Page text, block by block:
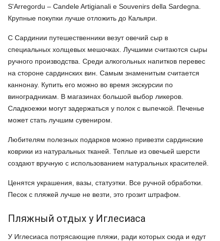
S'Arregordu – Candele Artigianali e Souvenirs della Sardegna.
Крупные покупки лучше отложить до Кальяри.
С Сардинии путешественники везут овечий сыр в
специальных холщевых мешочках. Лучшими считаются сыры
ручного производства. Среди алкогольных напитков перевес
на стороне сардинских вин. Самым знаменитым считается
каннонау. Купить его можно во время экскурсии по
виноградникам. В магазинах большой выбор ликеров.
Сладкоежки могут задержаться у полок с выпечкой. Печенье
может стать лучшим сувениром.
Любителям полезных подарков можно привезти сардинские
коврики из натуральных тканей. Теплые из овечьей шерсти
создают вручную с использованием натуральных красителей.
Ценятся украшения, вазы, статуэтки. Все ручной обработки.
Песок с пляжей лучше не везти, это грозит штрафом.
Пляжный отдых у Иглесиаса
У Иглесиаса потрясающие пляжи, ради которых сюда и едут